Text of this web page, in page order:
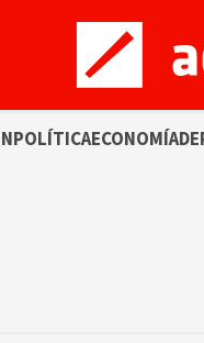
POLÍTICAECONOMÍA